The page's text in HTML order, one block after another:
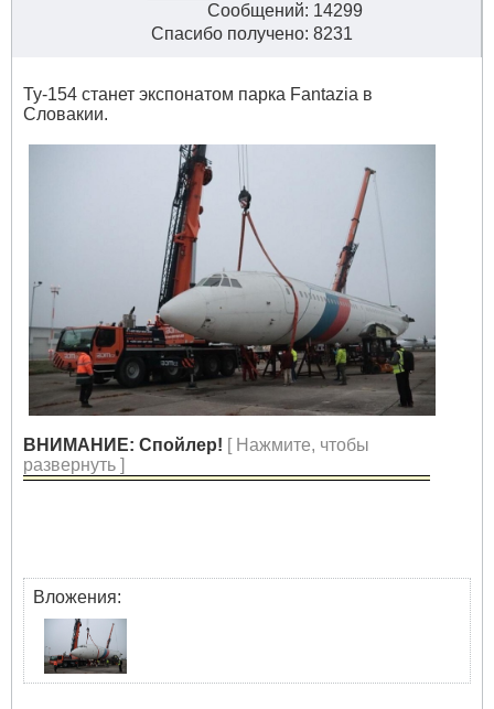
Сообщений: 14299
Спасибо получено: 8231
Ту-154 станет экспонатом парка Fantazia в
Словакии.
ВНИМАНИЕ: Спойлер! [ Нажмите, чтобы
развернуть ]
Вложения: